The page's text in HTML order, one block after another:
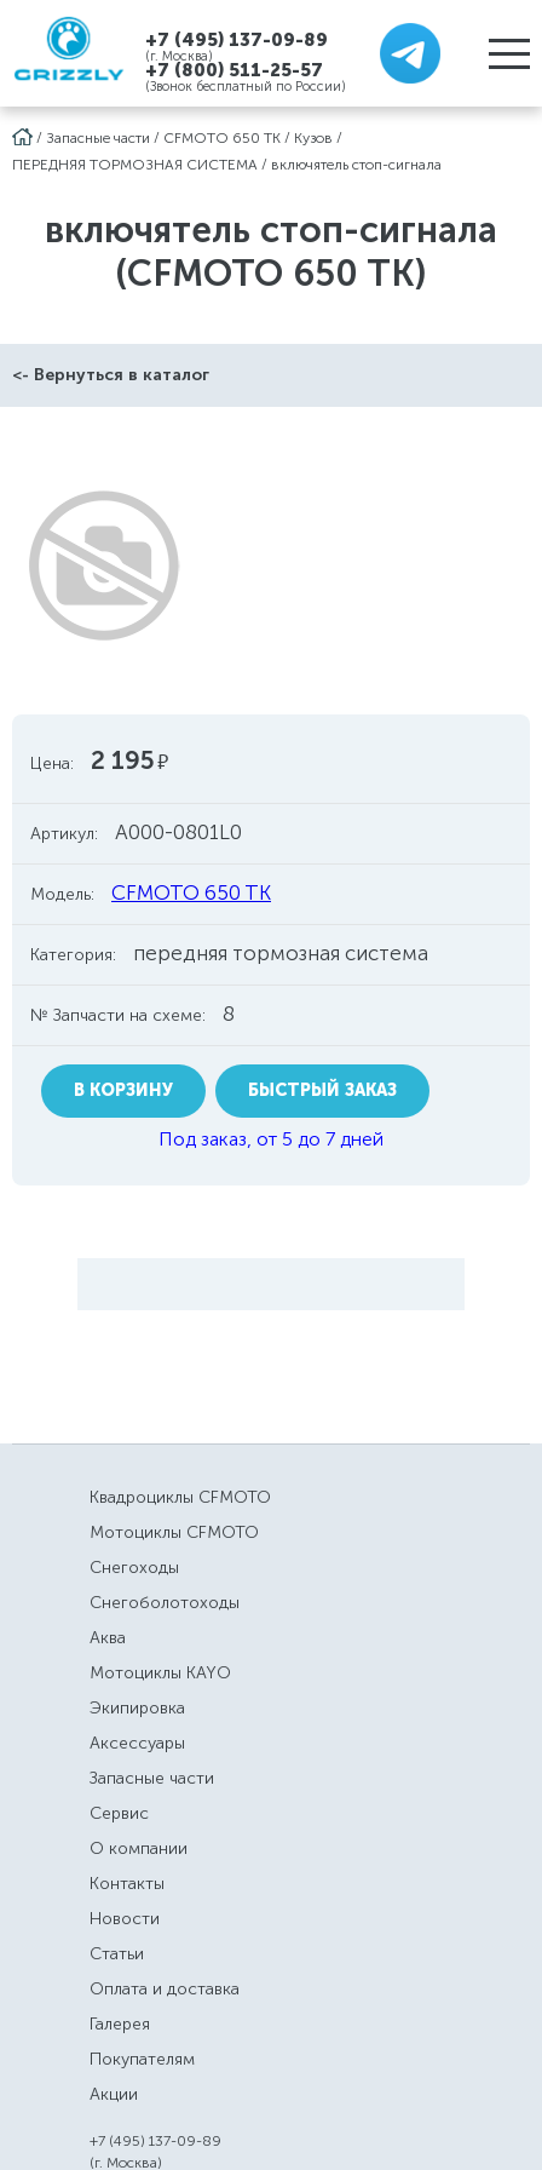
+7 (495) 137-09-89
(г. Москва)
+7 (800) 511-25-57
(Звонок бесплатный по России)
/ Запасные части / CFMOTO 650 TK / Кузов /
ПЕРЕДНЯЯ ТОРМОЗНАЯ СИСТЕМА / включятель стоп-сигнала
включятель стоп-сигнала
(CFMOTO 650 TK)
<- Вернуться в каталог
Цена: 2 195руб.
Артикул: A000-0801L0
Модель: CFMOTO 650 TK
Категория: передняя тормозная система
№ Запчасти на схеме: 8
В КОРЗИНУ БЫСТРЫЙ ЗАКАЗ
Под заказ, от 5 до 7 дней
Квадроциклы CFMOTO
Мотоциклы CFMOTO
Снегоходы
Снегоболотоходы
Аква
Мотоциклы KAYO
Экипировка
Аксессуары
Запасные части
Сервис
О компании
Контакты
Новости
Статьи
Оплата и доставка
Галерея
Покупателям
Акции
+7 (495) 137-09-89
(г. Москва)